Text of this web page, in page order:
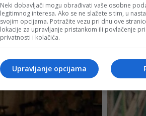
Neki dobavljači mogu obrađivati vaše osobne
legitimnog interesa. Ako se ne slažete s tim, u
svojim opcijama. Potražite vezu pri dnu ove
lokacije za upravljanje pristankom ili povlačenje
privatnosti i kolačića.
Upravljanje opcijama